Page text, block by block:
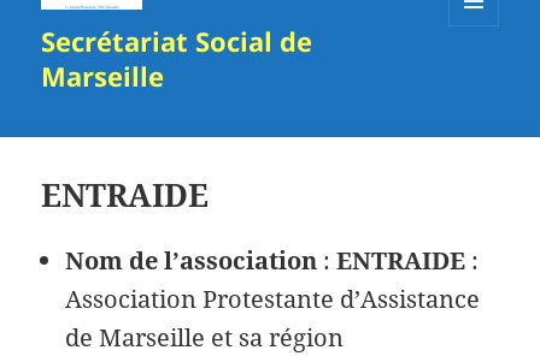
Secrétariat Social de
Marseille
ENTRAIDE
Nom de l’association :ENTRAIDE :
Association Protestante d’Assistance
de Marseille et sa région